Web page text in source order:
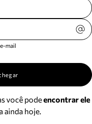
mail
você podeencontrar ele
ainda hoje.